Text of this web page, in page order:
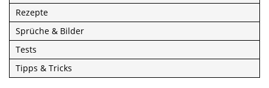
Rezepte
Sprüche & Bilder
Tests
Tipps & Tricks